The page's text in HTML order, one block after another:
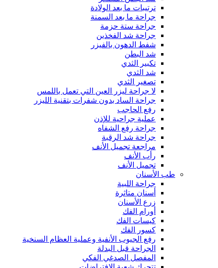
ترتيبات ما بعد الولادة
جراحة ما بعد السمنة
جراحة ستة حزمة
جراحة شد الفخذين
شفط الدهون بالفيزر
شد البطن
تكبير الثدي
شد الثدي
تصغير الثدي
لا جراحة ليزر العين التي تعمل باللمس
جراحة الساد بدون شفرات بتقنية الليزر
رفع الحاجب
عملية جراحية للإذن
جراحة رفع الشفاه
جراحة شد الرقبة
مراجعة تجميل الأنف
رأب الأنف
تجميل الأنف
طب الأسنان
جراحة اللبية
أسنان متاثرة
زرع الأسنان
أورام الفك
كيسات الفك
كسور الفك
رفع الجيوب الأنفية وعملية العظام السنخية
الجراحة قبل البدلة
المفصل الصدغي الفكي